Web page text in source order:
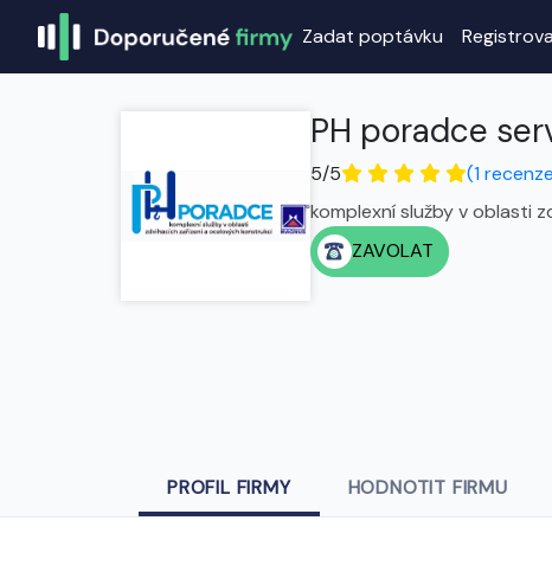
Zadat poptávku
PH poradce
5/5
(1
komplexní služby v oblasti
ZAVOLAT
PROFIL FIRMY HODNOTIT FIRMU